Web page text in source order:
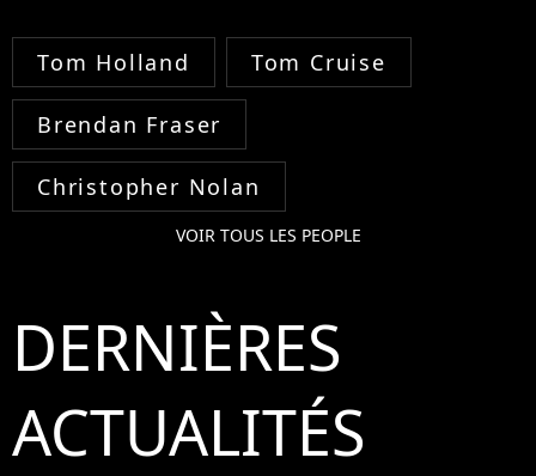
Tom Holland Tom Cruise
Brendan Fraser
Christopher Nolan
VOIR TOUS LES PEOPLE
DERNIÈRES
ACTUALITÉS